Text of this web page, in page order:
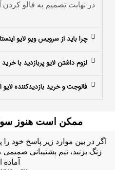
در نهایت تصمیم به فالو کردن
چرا باید از سرویس ویو لایو
لزوم داشتن لایو پربازدید با خرید
فالوجت و خرید بازدیدکننده لایو
ممکن است هنوز
اگر در بین موارد زیر پاسخ خود را
زنگ بزنید، تیم پشتیبانی
آماده